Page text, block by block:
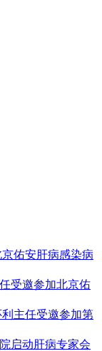
佑安肝病感染病
受邀参加北京佑
主任受邀参加第
启动肝病专家会